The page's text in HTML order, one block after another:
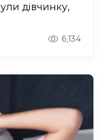
дівчинку,
6,134